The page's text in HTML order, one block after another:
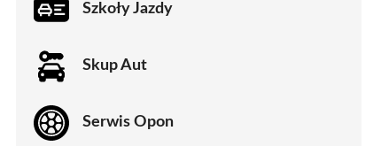
Szkoły Jazdy
Skup Aut
Serwis Opon